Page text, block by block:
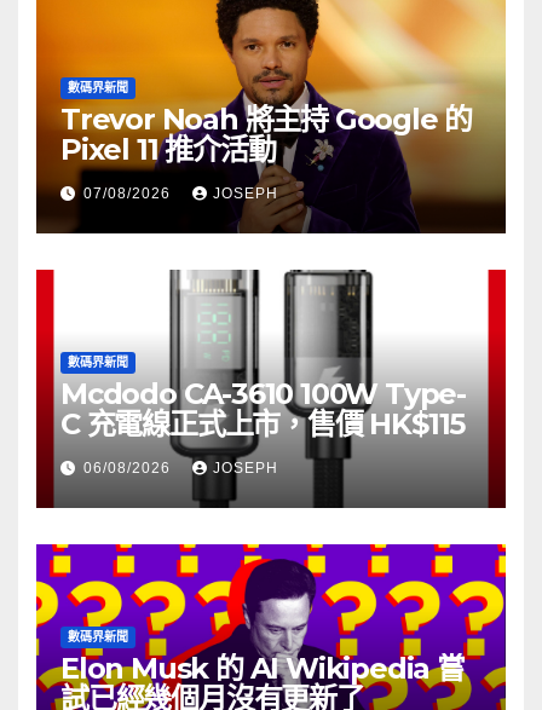
數碼界新聞
Trevor Noah 將主持 Google 的
Pixel 11 推介活動
07/08/2026 JOSEPH
數碼界新聞
Mcdodo CA-3610 100W Type-
C 充電線正式上市，售價 HK$115
06/08/2026 JOSEPH
數碼界新聞
Elon Musk 的 AI Wikipedia 嘗
試已經幾個月沒有更新了